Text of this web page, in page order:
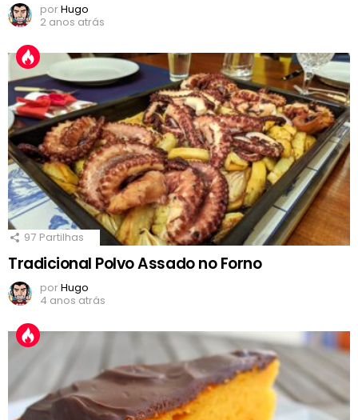
porHugo
2 anos atrás
97 Partilhas
Tradicional Polvo Assado no Forno
porHugo
4 anos atrás